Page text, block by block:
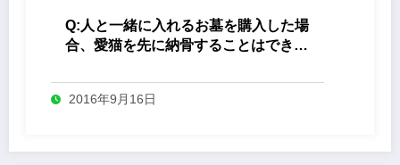
Q:人と一緒に入れるお墓を購入した場
合、愛猫を先に納骨することはできま
2016年9月16日